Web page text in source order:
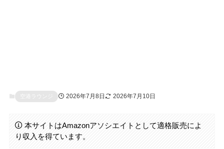
空港ラウンジ 2026年7月8日 2026年7月10日
本サイトはAmazonアソシエイトとして適格販売によ
り収入を得ています。